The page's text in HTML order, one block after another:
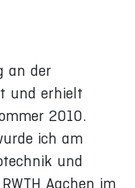
an der
und erhielt
2010.
ich am
und
Aachen im